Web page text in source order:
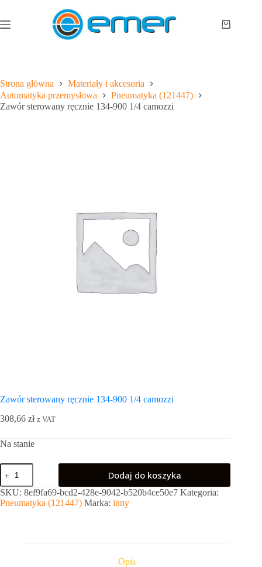
treści
Koszyk
Strona główna
Materiały i akcesoria
Automatyka przemysłowa
Pneumatyka (121447)
Zawór sterowany ręcznie 134-900 1/4 camozzi
Zawór sterowany ręcznie 134-900 1/4 camozzi
308,66 zł z VAT
Na stanie
ilość
Zawór
sterowany
ręcznie
134-
Dodaj do koszyka
SKU: 8ef9fa69-bcd2-428e-9042-b520b4ce50e7 Kategoria:
Pneumatyka (121447) Marka: inny
Opis